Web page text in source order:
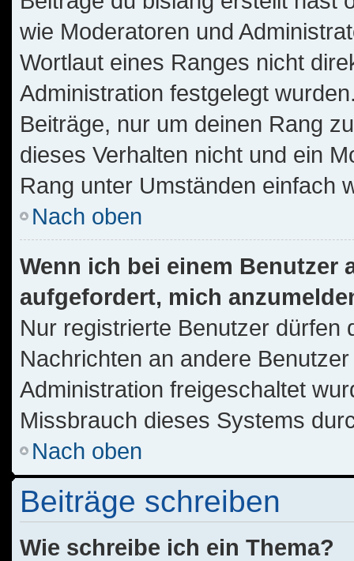
wie Moderatoren und
Wortlaut eines Ranges nicht
Administration festgelegt
Beiträge, nur um deinen Rang
dieses Verhalten nicht und ein
Rang unter Umständen einfach
Nach oben
Wenn ich bei einem Benutzer
aufgefordert, mich
Nur registrierte Benutzer dürfen
Nachrichten an andere
Administration freigeschaltet
Missbrauch dieses Systems
Nach oben
Beiträge schreiben
Wie schreibe ich ein Thema?